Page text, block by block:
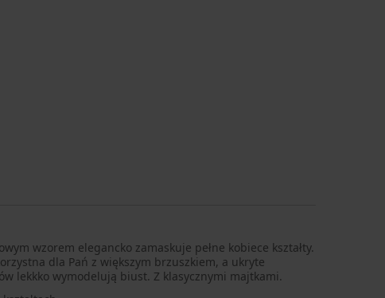
wzorem elegancko zamaskuje pełne kobiece kształty.
dla Pań z większym brzuszkiem, a ukryte
lekkko wymodelują biust. Z klasycznymi majtkami.